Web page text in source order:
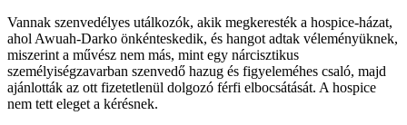
Vannak szenvedélyes utálkozók, akik megkeresték a hospice-házat,
ahol Awuah-Darko önkénteskedik, és hangot adtak véleményüknek,
miszerint a művész nem más, mint egy nárcisztikus
személyiségzavarban szenvedő hazug és figyeleméhes csaló, majd
ajánlották az ott fizetetlenül dolgozó férfi elbocsátását. A hospice
nem tett eleget a kérésnek.